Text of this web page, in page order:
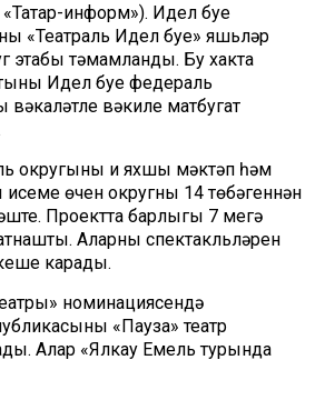
информ»). Идел буе
«Театраль Идел буе» яшьләр
этабы тәмамланды. Бу хакта
Идел буе федераль
вәкиле матбугат
округының иң яхшы мәктәп һәм
исеме өчен округның 14 төбәгеннән
Проектта барлыгы 7 меңгә
Аларның спектакльләрен
карады.
номинациясендә
«Пауза» театр
Алар «Ялкау Емель турында